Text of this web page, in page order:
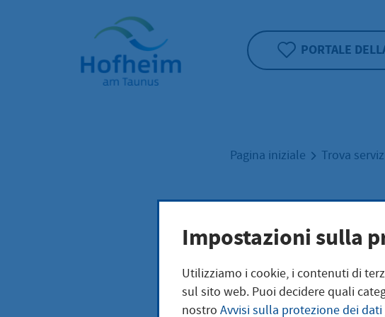
Home"
PORTALE
Pagina iniziale Trova
Zwei Personen die die Ehe
Impostazioni sulla
Utilizziamo i cookie, i contenuti di
sul sito web. Puoi decidere quali
nostro Avvisi sulla protezione dei dati